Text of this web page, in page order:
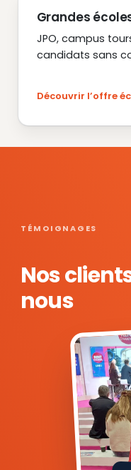
Grandes
JPO, campus
candidats sans
Découvrir l’offre
TÉMOIGNAGES
Nos
nous